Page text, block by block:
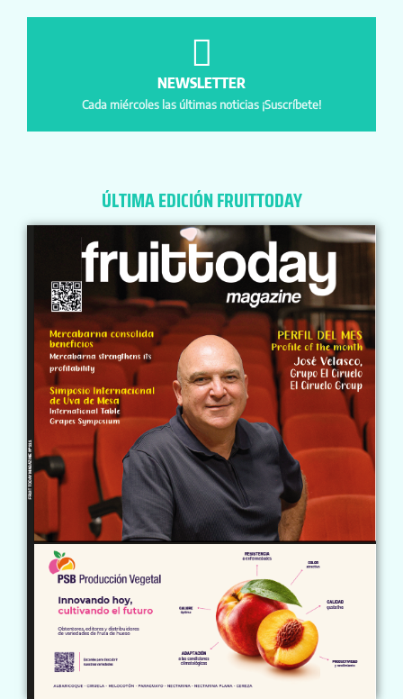
NEWSLETTER
Cada miércoles las últimas noticias ¡Suscríbete!
ÚLTIMA EDICIÓN FRUITTODAY